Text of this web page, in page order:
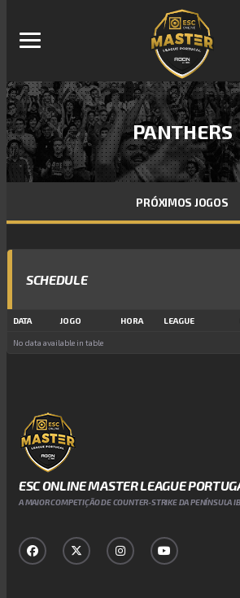
PANTHERS
PRÓXIMOS JOGOS
SCHEDULE
DATA JOGO HORA LEAGUE
No data available in table
ESC ONLINE MASTER LEAGUE
A MAIOR COMPETIÇÃO DE COUNTER-STRIKE DA PENÍNSULA